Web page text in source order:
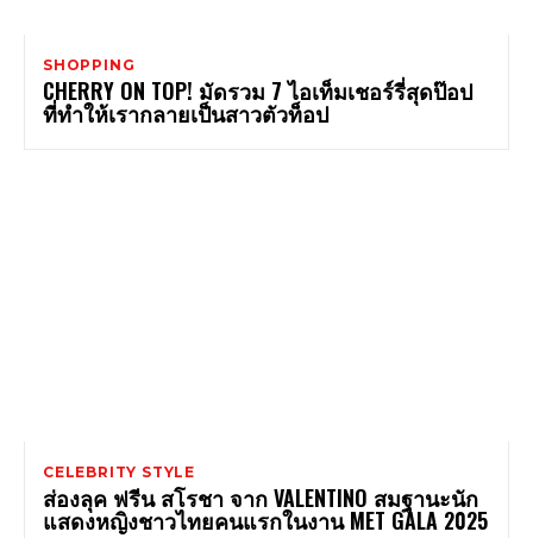
SHOPPING
CHERRY ON TOP! มัดรวม 7 ไอเท็มเชอร์รี่สุดป๊อป
ที่ทำให้เรากลายเป็นสาวตัวท็อป
CELEBRITY STYLE
ส่องลุค ฟรีน สโรชา จาก VALENTINO สมฐานะนัก
แสดงหญิงชาวไทยคนแรกในงาน MET GALA 2025